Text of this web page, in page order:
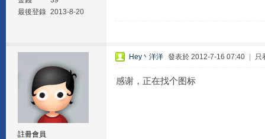
最後登錄 2013-8-20
註冊會員
Hey丶洋洋 發表於 2012-7-16 07:40 只
感谢，正在找个图标